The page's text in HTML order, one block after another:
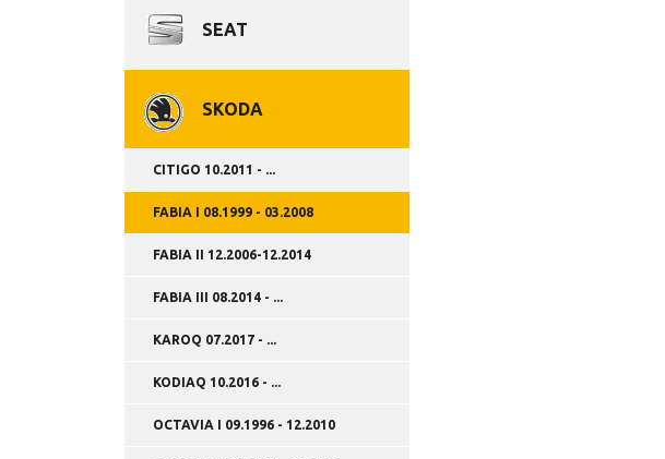
SEAT
SKODA
CITIGO 10.2011 - ...
FABIA I 08.1999 - 03.2008
FABIA II 12.2006-12.2014
FABIA III 08.2014 - ...
KAROQ 07.2017 - ...
KODIAQ 10.2016 - ...
OCTAVIA I 09.1996 - 12.2010